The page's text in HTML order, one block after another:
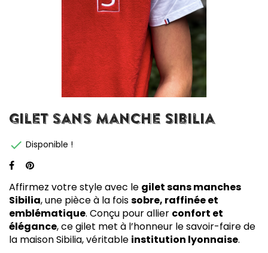
Gilet sans manche Sibilia
 Disponible !
Affirmez votre style avec le gilet sans manches
Sibilia, une pièce à la foissobre, raffinée et
emblématique. Conçu pour allier confort et
élégance, ce gilet met à l’honneur le savoir-faire de
la maison Sibilia, véritable institution lyonnaise.